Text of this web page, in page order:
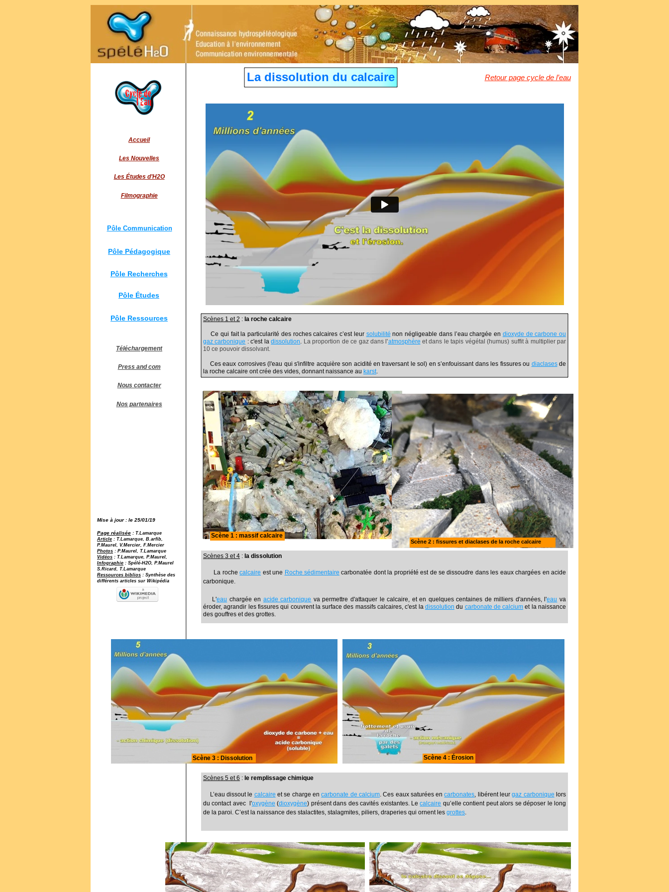
La dissolution du calcaire
Mise à jour : le 25/01/19
Page réalisée : T.Lamarque
Article : T.Lamarque, B.arfib,
P.Maurel, V.Mercier, F.Mercier
Photos : P.Maurel, T.Lamarque
Vidéos : T.Lamarque, P.Maurel,
Infographie : Spélé-H2O, P.Maurel
S.Ricard, T.Lamarque
Ressources biblios : Synthèse des
différents articles sur Wikipédia
Retour page cycle de l’eau
Scènes 1 et 2 : la roche calcaire
Ce qui fait la particularité des roches calcaires c’est leur solubilité non négligeable dans l’eau chargée en dioxyde de carbone ou
gaz carbonique : c'est ladissolution. La proportion de ce gaz dans l'atmosphère et dans le tapis végétal (humus) suffit à multiplier par
10 ce pouvoir dissolvant.
Ces eaux corrosives (l'eau qui s'infiltre acquière son acidité en traversant le sol) en s’enfouissant dans les fissures ou diaclasesde
la roche calcaire ont crée des vides, donnant naissance au karst.
Scène 1 : massif calcaire
Scène 2 : fissures et diaclases de la roche calcaire
Scènes 3 et 4 : la dissolution
La rochecalcaire est une Roche sédimentaire carbonatée dont la propriété est de se dissoudre dans les eaux chargées en acide
carbonique.
L'eau chargée en acide carbonique va permettre d'attaquer le calcaire, et en quelques centaines de milliers d'années, l'eau va
éroder, agrandir les fissures qui couvrent la surface des massifs calcaires, c'est la dissolution du carbonate de calcium et la naissance
des gouffres et des grottes.
Scènes 5 et 6 : le remplissage chimique
L’eau dissout le calcaire et se charge encarbonate de calcium. Ces eaux saturées encarbonates, libérent leurgaz carbonique lors
du contact avec l'oxygène (dioxygène) présent dans des cavités existantes. Lecalcaire qu’elle contient peut alors se déposer le long
de la paroi. C’est la naissance des stalactites, stalagmites, piliers, draperies qui ornent les grottes.
Scène 3 : Dissolution Scène 4 : Érosion
Les Nouvelles
Accueil
Press and com
Nous contacter
Téléchargement
Les Études d’H2O
Nos partenaires
Pôle Pédagogique
Filmographie
Pôle Études
Pôle Recherches
Pôle Communication
Pôle Ressources